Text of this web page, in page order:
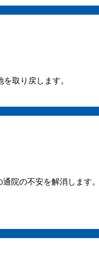
取り戻します。
院の不安を解消します。